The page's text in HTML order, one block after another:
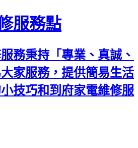
服務點
務秉持「專業、真誠、
家服務，提供簡易生活
技巧和到府家電維修服